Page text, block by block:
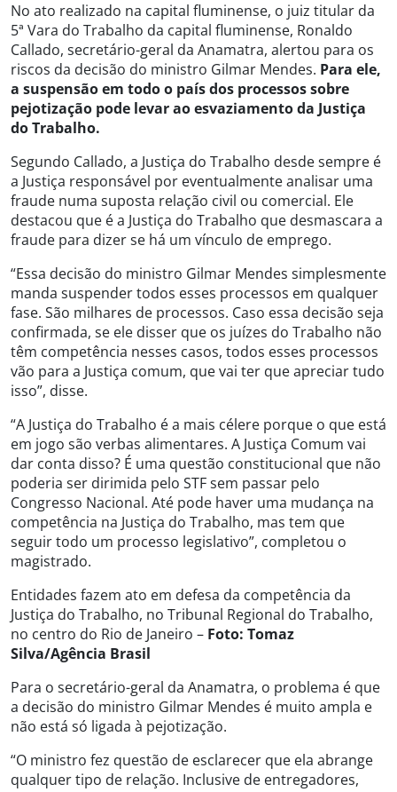
No ato realizado na capital fluminense, o juiz titular da
5ª Vara do Trabalho da capital fluminense, Ronaldo
Callado, secretário-geral da Anamatra, alertou para os
riscos da decisão do ministro Gilmar Mendes. Para ele,
a suspensão em todo o país dos processos sobre
pejotização pode levar ao esvaziamento da Justiça
do Trabalho.
Segundo Callado, a Justiça do Trabalho desde sempre é
a Justiça responsável por eventualmente analisar uma
fraude numa suposta relação civil ou comercial. Ele
destacou que é a Justiça do Trabalho que desmascara a
fraude para dizer se há um vínculo de emprego.
“Essa decisão do ministro Gilmar Mendes simplesmente
manda suspender todos esses processos em qualquer
fase. São milhares de processos. Caso essa decisão seja
confirmada, se ele disser que os juízes do Trabalho não
têm competência nesses casos, todos esses processos
vão para a Justiça comum, que vai ter que apreciar tudo
isso”, disse.
“A Justiça do Trabalho é a mais célere porque o que está
em jogo são verbas alimentares. A Justiça Comum vai
dar conta disso? É uma questão constitucional que não
poderia ser dirimida pelo STF sem passar pelo
Congresso Nacional. Até pode haver uma mudança na
competência na Justiça do Trabalho, mas tem que
seguir todo um processo legislativo”, completou o
magistrado.
Entidades fazem ato em defesa da competência da
Justiça do Trabalho, no Tribunal Regional do Trabalho,
no centro do Rio de Janeiro – Foto: Tomaz
Silva/Agência Brasil
Para o secretário-geral da Anamatra, o problema é que
a decisão do ministro Gilmar Mendes é muito ampla e
não está só ligada à pejotização.
“O ministro fez questão de esclarecer que ela abrange
qualquer tipo de relação. Inclusive de entregadores,